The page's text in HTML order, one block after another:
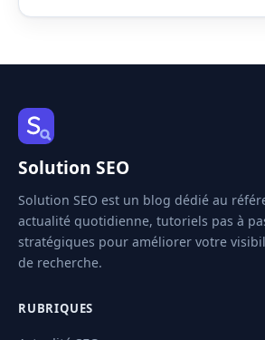
Solution SEO
Solution SEO est un blog dédié au
actualité quotidienne, tutoriels pas à
stratégiques pour améliorer votre
de recherche.
RUBRIQUES